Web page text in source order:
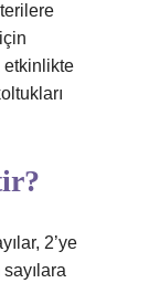
etkinlikte
2’ye